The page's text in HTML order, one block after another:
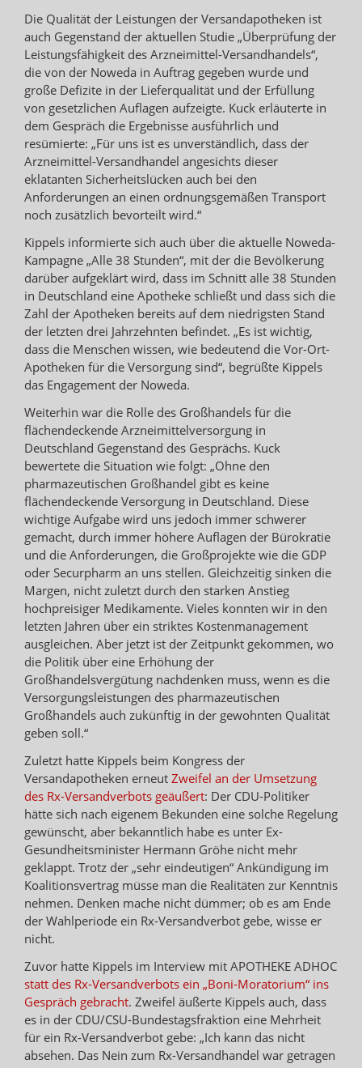
Die Qualität der Leistungen der Versandapotheken ist
auch Gegenstand der aktuellen Studie „Überprüfung der
Leistungsfähigkeit des Arzneimittel-Versandhandels“,
die von der Noweda in Auftrag gegeben wurde und
große Defizite in der Lieferqualität und der Erfüllung
von gesetzlichen Auflagen aufzeigte. Kuck erläuterte in
dem Gespräch die Ergebnisse ausführlich und
resümierte: „Für uns ist es unverständlich, dass der
Arzneimittel-Versandhandel angesichts dieser
eklatanten Sicherheitslücken auch bei den
Anforderungen an einen ordnungsgemäßen Transport
noch zusätzlich bevorteilt wird.“
Kippels informierte sich auch über die aktuelle Noweda-
Kampagne „Alle 38 Stunden“, mit der die Bevölkerung
darüber aufgeklärt wird, dass im Schnitt alle 38 Stunden
in Deutschland eine Apotheke schließt und dass sich die
Zahl der Apotheken bereits auf dem niedrigsten Stand
der letzten drei Jahrzehnten befindet. „Es ist wichtig,
dass die Menschen wissen, wie bedeutend die Vor-Ort-
Apotheken für die Versorgung sind“, begrüßte Kippels
das Engagement der Noweda.
Weiterhin war die Rolle des Großhandels für die
flächendeckende Arzneimittelversorgung in
Deutschland Gegenstand des Gesprächs. Kuck
bewertete die Situation wie folgt: „Ohne den
pharmazeutischen Großhandel gibt es keine
flächendeckende Versorgung in Deutschland. Diese
wichtige Aufgabe wird uns jedoch immer schwerer
gemacht, durch immer höhere Auflagen der Bürokratie
und die Anforderungen, die Großprojekte wie die GDP
oder Securpharm an uns stellen. Gleichzeitig sinken die
Margen, nicht zuletzt durch den starken Anstieg
hochpreisiger Medikamente. Vieles konnten wir in den
letzten Jahren über ein striktes Kostenmanagement
ausgleichen. Aber jetzt ist der Zeitpunkt gekommen, wo
die Politik über eine Erhöhung der
Großhandelsvergütung nachdenken muss, wenn es die
Versorgungsleistungen des pharmazeutischen
Großhandels auch zukünftig in der gewohnten Qualität
geben soll.“
Zuletzt hatte Kippels beim Kongress der
Versandapotheken erneut Zweifel an der Umsetzung
des Rx-Versandverbots geäußert: Der CDU-Politiker
hätte sich nach eigenem Bekunden eine solche Regelung
gewünscht, aber bekanntlich habe es unter Ex-
Gesundheitsminister Hermann Gröhe nicht mehr
geklappt. Trotz der „sehr eindeutigen“ Ankündigung im
Koalitionsvertrag müsse man die Realitäten zur Kenntnis
nehmen. Denken mache nicht dümmer; ob es am Ende
der Wahlperiode ein Rx-Versandverbot gebe, wisse er
nicht.
Zuvor hatte Kippels im Interview mit APOTHEKE ADHOC
statt des Rx-Versandverbots ein „Boni-Moratorium“ ins
Gespräch gebracht. Zweifel äußerte Kippels auch, dass
es in der CDU/CSU-Bundestagsfraktion eine Mehrheit
für ein Rx-Versandverbot gebe: „Ich kann das nicht
absehen. Das Nein zum Rx-Versandhandel war getragen